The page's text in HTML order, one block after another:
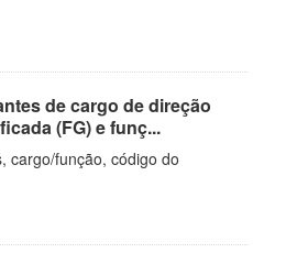
de cargo de direção
(FG) e funç...
cargo/função, código do